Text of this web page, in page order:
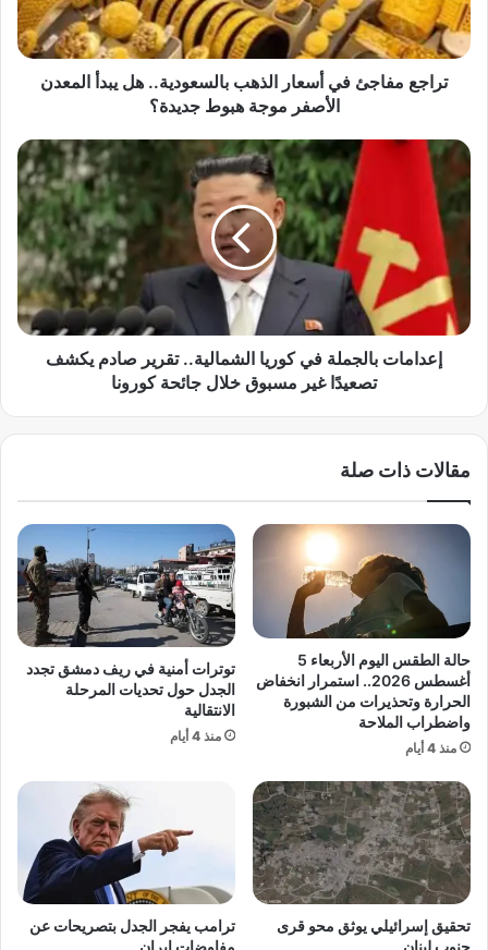
ف
ا
ج
أ
ع
ا
ه
ع
ي
ه
ل
ي
ب
د
أ
ل
م
ع
د
ن
ا
ل
تراجع مفاجئ في أسعار الذهب بالسعودية.. هل يبدأ المعدن
الأصفر موجة هبوط جديدة؟
إ
ع
د
م
ا
ف
و
ا
ش
م
ا
ل
ة
.
.
ت
ر
ي
إعدامات بالجملة في كوريا الشمالية.. تقرير صادم يكشف
تصعيدًا غير مسبوق خلال جائحة كورونا
مقالات ذات صلة
حالة الطقس اليوم الأربعاء 5
أغسطس 2026.. استمرار انخفاض
الحرارة وتحذيرات من الشبورة
واضطراب الملاحة
منذ 4 أيام
توترات أمنية في ريف دمشق تجدد
الجدل حول تحديات المرحلة
الانتقالية
منذ 4 أيام
تحقيق إسرائيلي يوثق محو قرى
جنوب لبنان
ترامب يفجر الجدل بتصريحات عن
مفاوضات إيران